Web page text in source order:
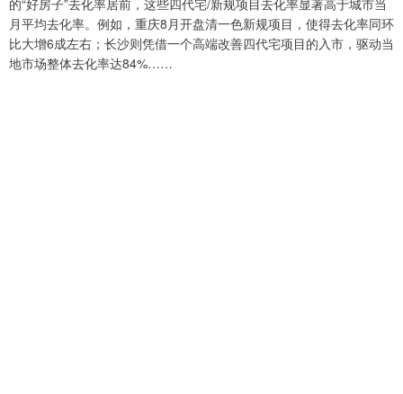
的“好房子”去化率居前，这些四代宅/新规项目去化率显著高于城市当
月平均去化率。例如，重庆8月开盘清一色新规项目，使得去化率同环
比大增6成左右；长沙则凭借一个高端改善四代宅项目的入市，驱动当
地市场整体去化率达84%……